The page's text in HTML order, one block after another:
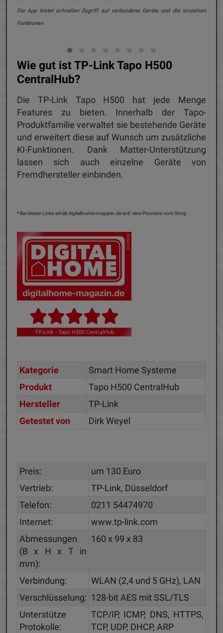
Die App bietet schnellen Zugriff auf verbundene Geräte und die einzelnen
Funktionen
Wie gut ist TP-Link Tapo H500
CentralHub?
Die TP-Link Tapo H500 hat jede Menge
Features zu bieten. Innerhalb der Tapo-
Produktfamilie verwaltet sie bestehende Geräte
und erweitert diese auf Wunsch um zusätzliche
KI-Funktionen. Dank Matter-Unterstützung
lassen sich auch einzelne Geräte von
Fremdhersteller einbinden.
* Bei diesen Links erhält digitalhome-magazin.de evtl. eine Provision vom Shop
03/2026
TP-Link - Tapo H500 CentralHub
Kategorie
Smart Home Systeme
Produkt
Tapo H500 CentralHub
Hersteller
TP-Link
Getestet von
Dirk Weyel
Preis:
um 130 Euro
Vertrieb:
TP-Link, Düsseldorf
Telefon:
0211 54474970
Internet:
www.tp-link.com
Abmessungen
(B x H x T in
mm):
160 x 99 x 83
Verbindung:
WLAN (2,4 und 5 GHz), LAN
Verschlüsselung: 128-bit AES mit SSL/TLS
Unterstütze
Protokolle:
TCP/IP, ICMP, DNS, HTTPS,
TCP, UDP, DHCP, ARP